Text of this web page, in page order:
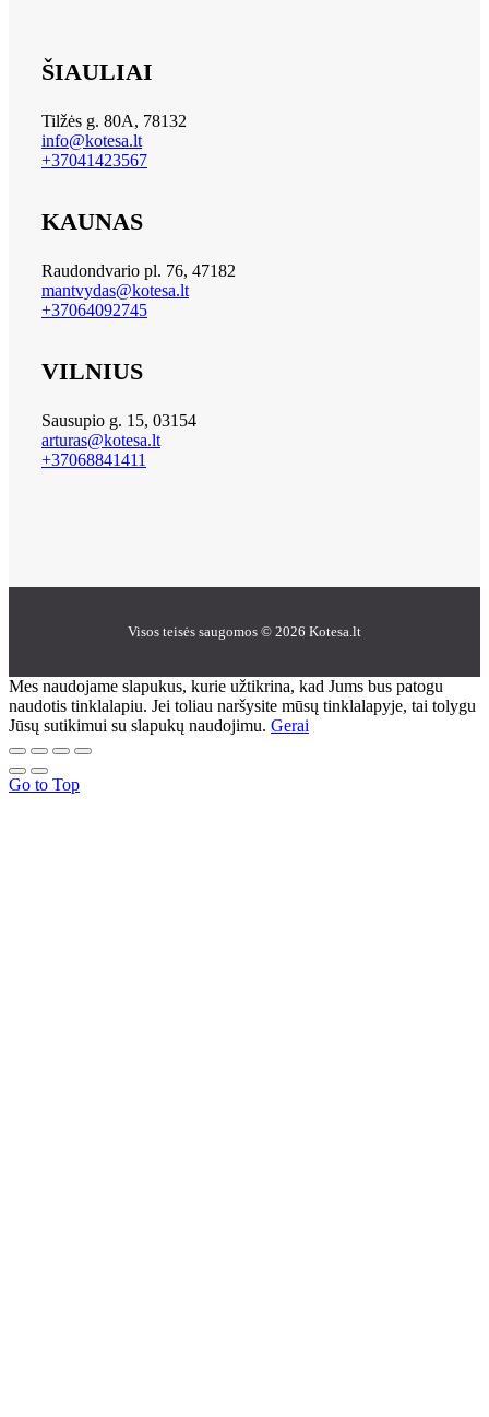
ŠIAULIAI
Tilžės g. 80A, 78132
info@kotesa.lt
+37041423567
KAUNAS
Raudondvario pl. 76, 47182
mantvydas@kotesa.lt
+37064092745
VILNIUS
Sausupio g. 15, 03154
arturas@kotesa.lt
+37068841411
Visos teisės saugomos © 2026 Kotesa.lt
Mes naudojame slapukus, kurie užtikrina, kad Jums bus patogu
naudotis tinklalapiu. Jei toliau naršysite mūsų tinklalapyje, tai tolygu
Jūsų sutikimui su slapukų naudojimu. Gerai
Go to Top